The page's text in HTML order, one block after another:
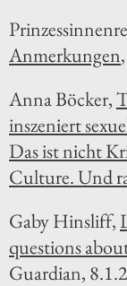
Anmerkungen
Anna Böcker,
inszeniert
Das ist nicht
Culture. Und
Gaby Hinsliff,
questions
Guardian,